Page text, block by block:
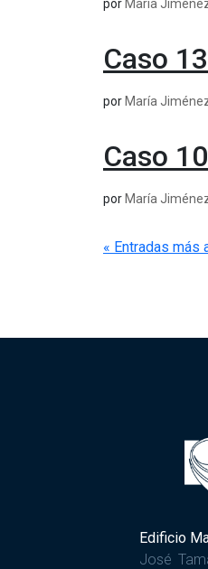
por María
Caso
por María
Caso
por María
« Entradas más
Edificio
José